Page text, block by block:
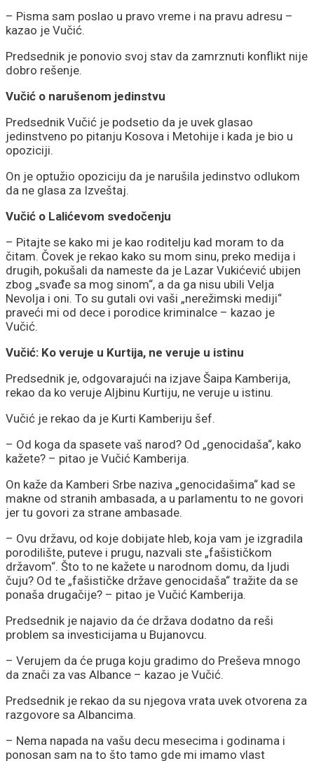
– Pisma sam poslao u pravo vreme i na pravu adresu –
kazao je Vučić.
Predsednik je ponovio svoj stav da zamrznuti konflikt nije
dobro rešenje.
Vučić o narušenom jedinstvu
Predsednik Vučić je podsetio da je uvek glasao
jedinstveno po pitanju Kosova i Metohije i kada je bio u
opoziciji.
On je optužio opoziciju da je narušila jedinstvo odlukom
da ne glasa za Izveštaj.
Vučić o Lalićevom svedočenju
– Pitajte se kako mi je kao roditelju kad moram to da
čitam. Čovek je rekao kako su mom sinu, preko medija i
drugih, pokušali da nameste da je Lazar Vukićević ubijen
zbog „svađe sa mog sinom“, a da ga nisu ubili Velja
Nevolja i oni. To su gutali ovi vaši „nerežimski mediji“
praveći mi od dece i porodice kriminalce – kazao je
Vučić.
Vučić: Ko veruje u Kurtija, ne veruje u istinu
Predsednik je, odgovarajući na izjave Šaipa Kamberija,
rekao da ko veruje Aljbinu Kurtiju, ne veruje u istinu.
Vučić je rekao da je Kurti Kamberiju šef.
– Od koga da spasete vaš narod? Od „genocidaša“, kako
kažete? – pitao je Vučić Kamberija.
On kaže da Kamberi Srbe naziva „genocidašima“ kad se
makne od stranih ambasada, a u parlamentu to ne govori
jer tu govori za strane ambasade.
– Ovu državu, od koje dobijate hleb, koja vam je izgradila
porodilište, puteve i prugu, nazvali ste „fašističkom
državom“. Što to ne kažete u narodnom domu, da ljudi
čuju? Od te „fašističke države genocidaša“ tražite da se
ponaša drugačije? – pitao je Vučić Kamberija.
Predsednik je najavio da će država dodatno da reši
problem sa investicijama u Bujanovcu.
– Verujem da će pruga koju gradimo do Preševa mnogo
da znači za vas Albance – kazao je Vučić.
Predsednik je rekao da su njegova vrata uvek otvorena za
razgovore sa Albancima.
– Nema napada na vašu decu mesecima i godinama i
ponosan sam na to što tamo gde mi imamo vlast